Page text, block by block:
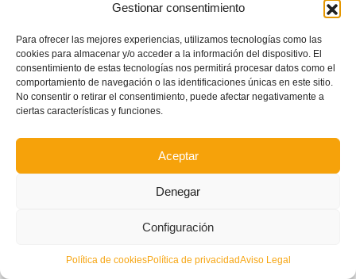
Gestionar consentimiento
Para ofrecer las mejores experiencias, utilizamos tecnologías como las
cookies para almacenar y/o acceder a la información del dispositivo. El
consentimiento de estas tecnologías nos permitirá procesar datos como el
comportamiento de navegación o las identificaciones únicas en este sitio.
No consentir o retirar el consentimiento, puede afectar negativamente a
ciertas características y funciones.
Aceptar
Denegar
Configuración
Política de cookiesPolítica de privacidadAviso Legal
➤ Londres 2012: 2 goles en 4 partidos.
➤ Río 2016: 2 goles en 6 partidos.
➤ Tokio 2020: 2 goles en 1 partido.
Primera futbolista capaz de marcar en 5
JJOO.
@SelecaoFeminina
SIMPLEMENTE MARTA.
pic.twitter.com/pwDMqgyOvR